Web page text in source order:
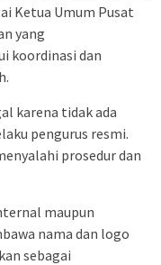
Ketua Umum Pusat
yang
koordinasi dan
karena tidak ada
pengurus resmi.
prosedur dan
maupun
nama dan logo
sebagai